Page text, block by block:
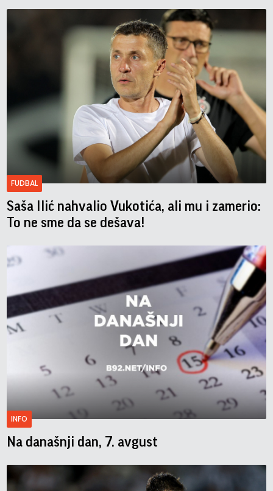
FUDBAL
Saša Ilić nahvalio Vukotića, ali mu i zamerio:
To ne sme da se dešava!
INFO
Na današnji dan, 7. avgust